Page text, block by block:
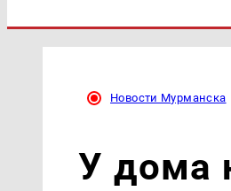
Новости Мурманска
У дома